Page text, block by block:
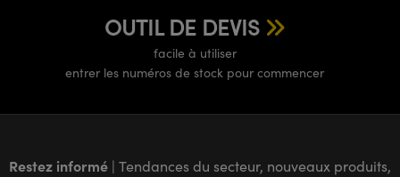
OUTIL DE DEVIS
facile à utiliser
entrer les numéros de stock pour commencer
Restez informé | Tendances du secteur, nouveaux produits,